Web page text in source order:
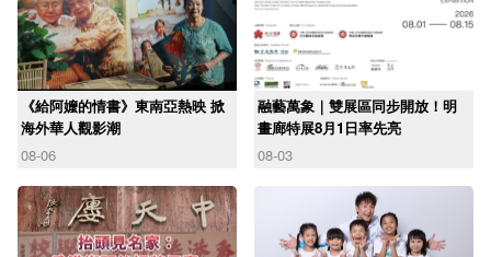
《給阿嬤的情書》東南亞熱映 掀
海外華人觀影潮
08-06
融藝萬象｜雙展區同步開放！明
畫廊特展8月1日率先亮
08-03